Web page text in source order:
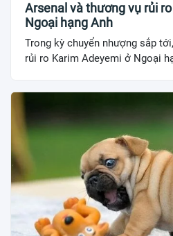
Arsenal và thương vụ rủi
Ngoại hạng Anh
Trong kỳ chuyển nhượng sắp
rủi ro Karim Adeyemi ở Ngoại